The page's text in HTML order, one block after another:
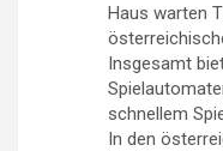
Haus warten
Insgesamt
schnellem
In den